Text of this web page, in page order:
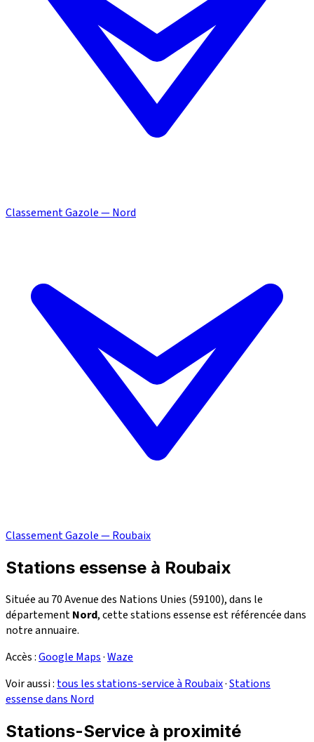
Classement Gazole — Nord
Classement Gazole — Roubaix
Stations essense à Roubaix
Située au 70 Avenue des Nations Unies (59100), dans le
départementNord, cette stations essense est référencée dans
notre annuaire.
Accès :Google Maps·Waze
Voir aussi : tous les stations-service à Roubaix·Stations
essense dans Nord
Stations-Service à proximité